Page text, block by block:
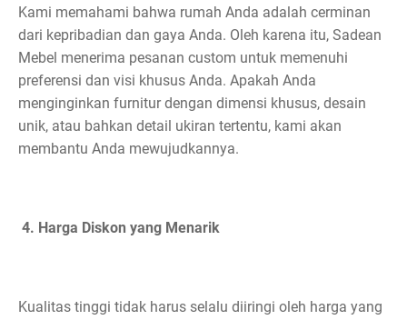
Kami memahami bahwa rumah Anda adalah cerminan
dari kepribadian dan gaya Anda. Oleh karena itu, Sadean
Mebel menerima pesanan custom untuk memenuhi
preferensi dan visi khusus Anda. Apakah Anda
menginginkan furnitur dengan dimensi khusus, desain
unik, atau bahkan detail ukiran tertentu, kami akan
membantu Anda mewujudkannya.
4. Harga Diskon yang Menarik
Kualitas tinggi tidak harus selalu diiringi oleh harga yang